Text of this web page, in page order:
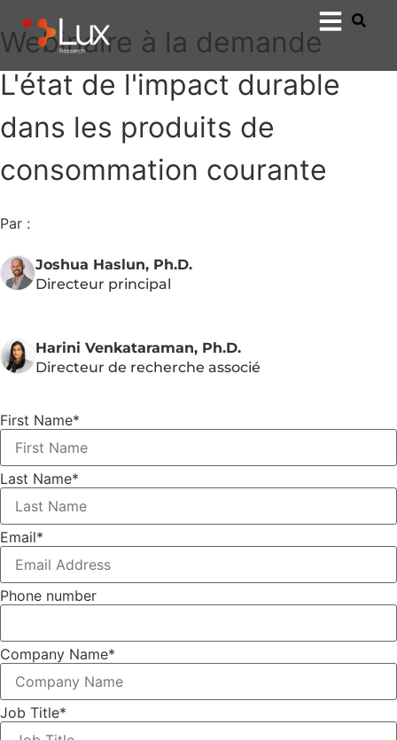
Webinaire à la demande
L'état de l'impact durable
dans les produits de
consommation courante
Par :
Joshua Haslun, Ph.D.
Directeur principal
Harini Venkataraman, Ph.D.
Directeur de recherche associé
First Name*
Last Name*
Email*
Phone number
Company Name*
Job Title*